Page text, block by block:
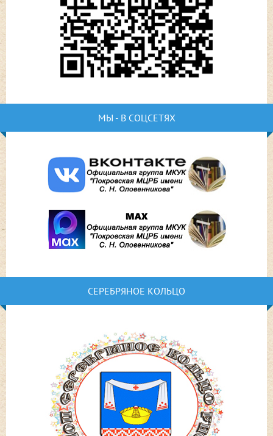
МЫ - В СОЦСЕТЯХ
СЕРЕБРЯНОЕ КОЛЬЦО